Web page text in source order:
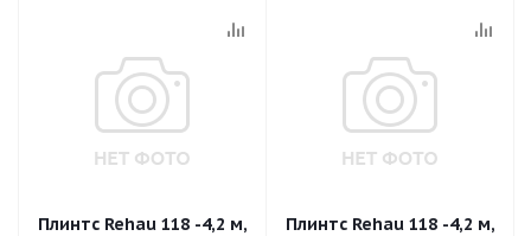
Плинтс Rehau 118 -4,2 м,
Плинтс Rehau 118 -4,2 м,